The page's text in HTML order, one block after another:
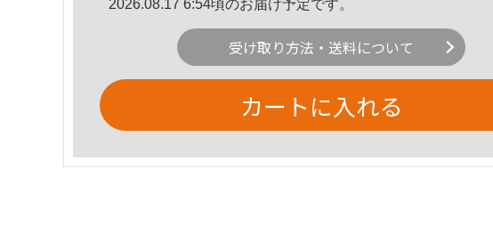
2026.08.17 6:54頃のお届け予定です。
受け取り方法・送料について
カートに入れる